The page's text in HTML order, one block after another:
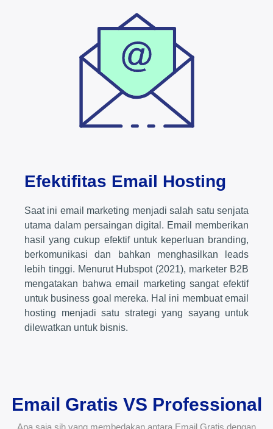
Efektifitas Email Hosting
Saat ini email marketing menjadi salah satu senjata
utama dalam persaingan digital. Email memberikan
hasil yang cukup efektif untuk keperluan branding,
berkomunikasi dan bahkan menghasilkan leads
lebih tinggi. Menurut Hubspot (2021), marketer B2B
mengatakan bahwa email marketing sangat efektif
untuk business goal mereka. Hal ini membuat email
hosting menjadi satu strategi yang sayang untuk
dilewatkan untuk bisnis.
Email Gratis VS Professional
Apa saja sih yang membedakan antara Email Gratis dengan